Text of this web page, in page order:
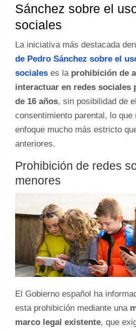
Sánchez sobre el
sociales
La iniciativa más destacada
de Pedro Sánchez sobre el
sociales es la prohibición de
interactuar en redes sociales
de 16 años, sin posibilidad de
consentimiento parental, lo que
enfoque mucho más estricto
anteriores.
Prohibición de redes
menores
El Gobierno español ha
esta prohibición mediante una
marco legal existente, que